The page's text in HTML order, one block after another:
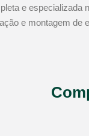
e especializada
e montagem de